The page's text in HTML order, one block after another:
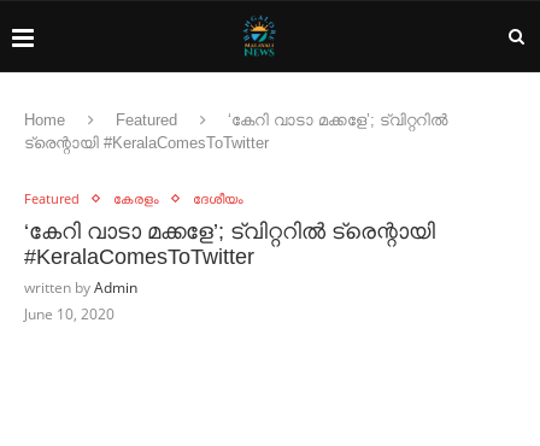
Home Featured
‘കേറി വാടാ മക്കളേ’; ട്വിറ്ററില്‍
ട്രെന്റായി #KeralaComesToTwitter
Featured കേരളം ദേശീയം
‘കേറി വാടാ മക്കളേ’; ട്വിറ്ററില്‍ ട്രെന്റായി
#KeralaComesToTwitter
written byAdmin
June 10, 2020